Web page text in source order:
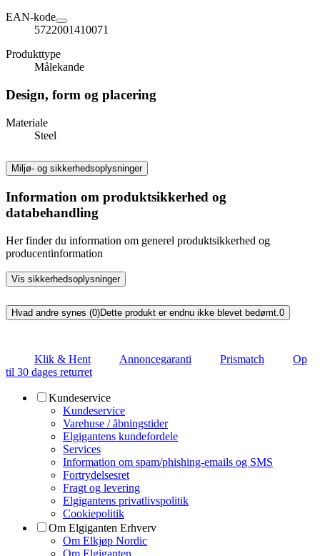
EAN-kode
5722001410071
Produkttype
Målekande
Design, form og placering
Materiale
Steel
Miljø- og sikkerhedsoplysninger
Information om produktsikkerhed og
databehandling
Her finder du information om generel produktsikkerhed og
producentinformation
Vis sikkerhedsoplysninger
Hvad andre synes (0)Dette produkt er endnu ikke blevet bedømt.0
Klik & Hent Annoncegaranti Prismatch
Op
til 30 dages returret
Kundeservice
Kundeservice
Varehuse / åbningstider
Elgigantens kundefordele
Services
Information om spam/phishing-emails og SMS
Fortrydelsesret
Fragt og levering
Elgigantens privatlivspolitik
Cookiepolitik
Om Elgiganten Erhverv
Om Elkjøp Nordic
Om Elgiganten